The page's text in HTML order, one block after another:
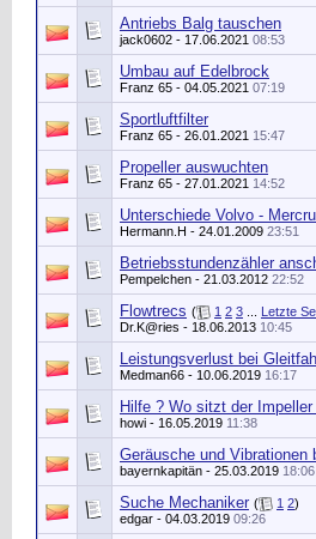
Antriebs Balg tauschen
jack0602 - 17.06.2021 08:53
Umbau auf Edelbrock
Franz 65 - 04.05.2021 07:19
Sportluftfilter
Franz 65 - 26.01.2021 15:47
Propeller auswuchten
Franz 65 - 27.01.2021 14:52
Unterschiede Volvo -
Hermann.H - 24.01.2009 23:51
Betriebsstundenzähler
Pempelchen - 21.03.2012 22:52
Flowtrecs ( 1 2 3 Letzte
Dr.K@ries - 18.06.2013 10:45
Leistungsverlust bei
Medman66 - 10.06.2019 16:17
Hilfe ? Wo sitzt der Impeller
howi - 16.05.2019 11:38
Geräusche und Vibrationen
bayernkapitän - 25.03.2019 18:06
Suche Mechaniker ( 1 2)
edgar - 04.03.2019 09:26